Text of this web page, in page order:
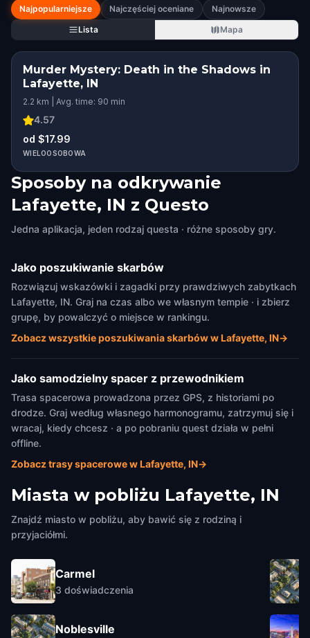
Najpopularniejsze Najczęściej oceniane
Najnowsze
Lista
Mapa
Murder Mystery: Death in the Shadows in
Lafayette, IN
2.2 km | Avg. time: 90 min
4.57
od $17.99
WIELOOSOBOWA
Sposoby na odkrywanie
Lafayette, IN z Questo
Jedna aplikacja, jeden rodzaj questa · różne sposoby gry.
Jako poszukiwanie skarbów
Rozwiązuj wskazówki i zagadki przy prawdziwych zabytkach
Lafayette, IN. Graj na czas albo we własnym tempie · i zbierz
grupę, by powalczyć o miejsce w rankingu.
Zobacz wszystkie poszukiwania skarbów w Lafayette, IN→
Jako samodzielny spacer z przewodnikiem
Trasa spacerowa prowadzona przez GPS, z historiami po
drodze. Graj według własnego harmonogramu, zatrzymuj się i
wracaj, kiedy chcesz · a po pobraniu quest działa w pełni
offline.
Zobacz trasy spacerowe w Lafayette, IN→
Miasta w pobliżu Lafayette, IN
Znajdź miasto w pobliżu, aby bawić się z rodziną i
przyjaciółmi.
Carmel
3 doświadczenia
Noblesville